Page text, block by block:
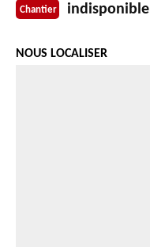
Chantier indisponible
NOUS LOCALISER